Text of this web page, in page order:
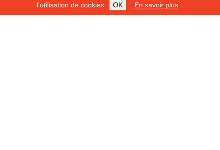
l'utilisation de cookies.
OK En savoir plus